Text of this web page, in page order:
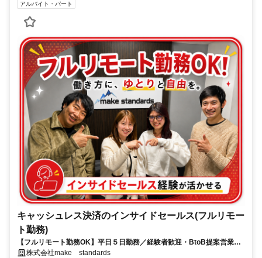
アルバイト・パート
キャッシュレス決済のインサイドセールス(フルリモー
ト勤務)
【フルリモート勤務OK】平日５日勤務／経験者歓迎・BtoB提案営業で
スキルアップ
株式会社make standards